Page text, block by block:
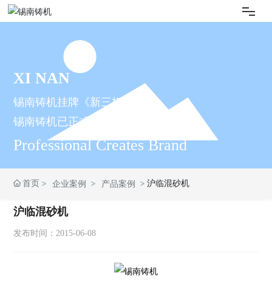
锡南铸机
新闻资讯
产品信息
企业案例
3D展厅
XI NAN
锡南铸机挂牌《新三板》
锡南铸机已正式登陆中国资本市场
Professional Creates Brand
首页 企业案例 产品案例 沪临混砂机
沪临混砂机
发布时间： 2015-06-08